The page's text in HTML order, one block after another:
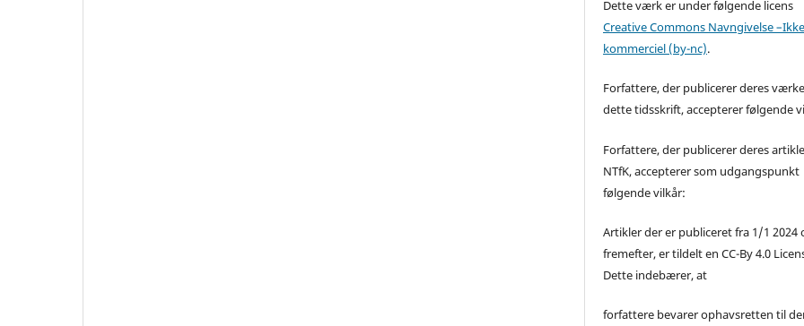
Dette værk er under følgende licens
Creative Commons Navngivelse
kommerciel (by-nc).
Forfattere, der publicerer deres
dette tidsskrift, accepterer følgende
Forfattere, der publicerer deres
NTfK, accepterer som udgangspunkt
følgende vilkår:
Artikler der er publiceret fra 1/1 2024
fremefter, er tildelt en CC-By 4.0
Dette indebærer, at
forfattere bevarer ophavsretten til